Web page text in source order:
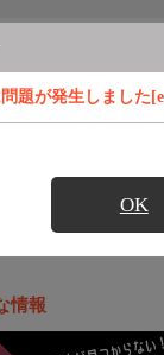
題が発生しました
OK
すめ番組
情報